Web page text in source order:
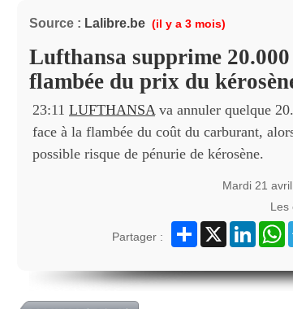
Source : Lalibre.be (il y a 3 mois)
Lufthansa supprime
flambée du prix du
23:11 LUFTHANSAva annuler quelque
face à la flambée du coût du carburant,
possible risque de pénurie de kérosène.
Mardi 21
Les
Partager :
Partager
X